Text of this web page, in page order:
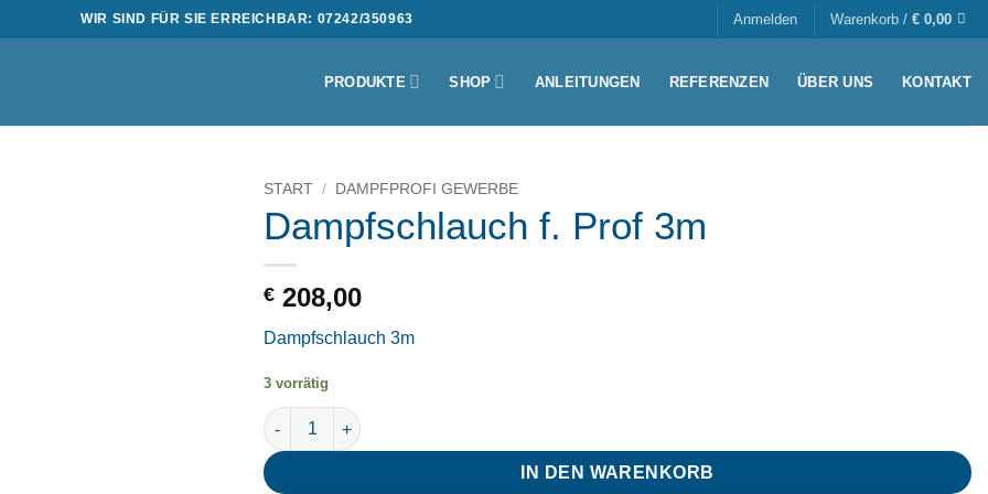
WIR SIND FÜR SIE ERREICHBAR: 07242/350963 Anmelden Warenkorb /€ 0,00
PRODUKTE SHOP ANLEITUNGEN REFERENZEN ÜBER UNS KONTAKT
START / DAMPFPROFI GEWERBE
Dampfschlauch f. Prof 3m
€ 208,00
Dampfschlauch 3m
3 vorrätig
Dampfschlauch f. Prof 3m Menge
IN DEN WARENKORB